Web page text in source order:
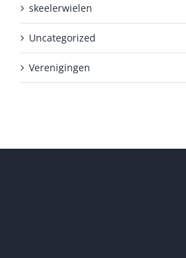
skeelerwielen
Uncategorized
Verenigingen